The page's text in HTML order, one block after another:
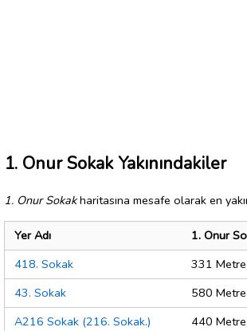
1. Onur Sokak Yakınındakiler
1. Onur Sokakharitasına mesafe olarak en
Yer Adı
1. Onur
418. Sokak
331 Metre
43. Sokak
580 Metre
A216 Sokak (216. Sokak.)
440 Metre